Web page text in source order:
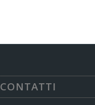
CONTATTI